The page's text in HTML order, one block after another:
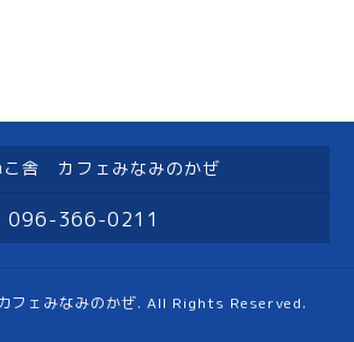
こ舎 カフェみなみのかぜ
096-366-0211
ェみなみのかぜ. All Rights Reserved.